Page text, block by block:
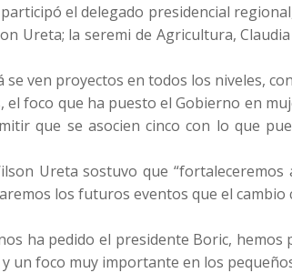
el delegado presidencial
Ureta; la seremi de Agricultura,
ven proyectos en todos los niveles,
el foco que ha puesto el Gobierno en
que se asocien cinco con lo que
Ureta sostuvo que
los futuros eventos que el cambio
ha pedido el presidente Boric,
un foco muy importante en los